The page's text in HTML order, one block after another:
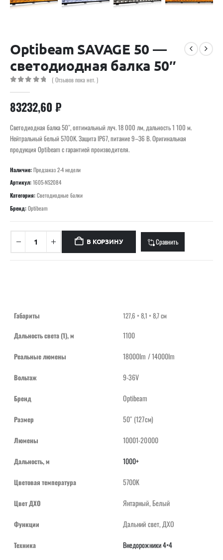
Optibeam SAVAGE 50 —
светодиодная балка 50″
( Отзывов пока нет. )
83232,60 ₽
Светодиодная балка 50″, оптимальный луч. 18 000 лм, дальность 1 100 м.
Нейтральный белый 5700K. Защита IP67, питание 9–36 В. Оригинальная
продукция Optibeam с гарантией производителя.
Наличие:Предзаказ 2-4 недели
Артикул:1605-NS2084
Категория:Светодиодные балки
Бренд:Optibeam
В КОРЗИНУ Сравнить
Габариты
127,6 × 8,1 × 8,7 см
Дальность света (1), м
1100
Реальные люмены 18000lm / 14000lm
Вольтаж 9-36V
Бренд Optibeam
Размер 50″ (127см)
Люмены 10001-20000
Дальность, м 1000+
Цветовая температура 5700K
Цвет ДХО Янтарный, Белый
Функции Дальний свет, ДХО
Техника Внедорожники 4×4